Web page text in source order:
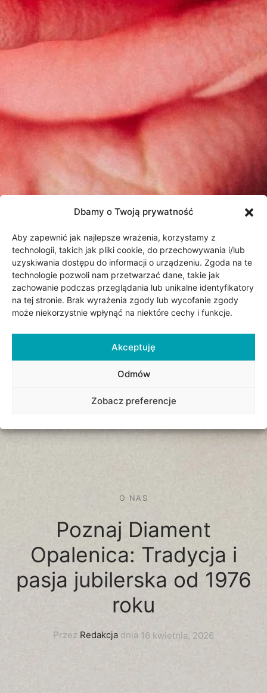
Dbamy o Twoją prywatność
Aby zapewnić jak najlepsze wrażenia, korzystamy z
technologii, takich jak pliki cookie, do przechowywania i/lub
uzyskiwania dostępu do informacji o urządzeniu. Zgoda na te
technologie pozwoli nam przetwarzać dane, takie jak
zachowanie podczas przeglądania lub unikalne identyfikatory
na tej stronie. Brak wyrażenia zgody lub wycofanie zgody
może niekorzystnie wpłynąć na niektóre cechy i funkcje.
Akceptuję
Odmów
Zobacz preferencje
O NAS
Poznaj Diament
Opalenica: Tradycja i
pasja jubilerska od 1976
roku
Przez Redakcja dnia 16 kwietnia, 2026